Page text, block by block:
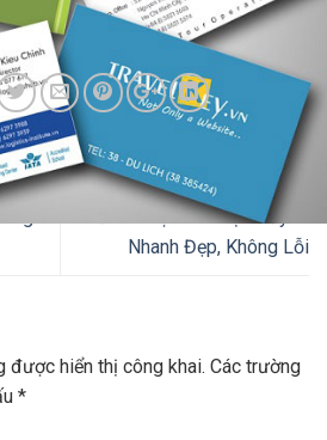
chóng!
tại
Nên Chọn Giấy Gì Khi In Lấy
Liền? – Gợi Ý 5 Loại Giấy In
Nhanh Đẹp, Không Lỗi
được hiển thị công khai. Các trường
*